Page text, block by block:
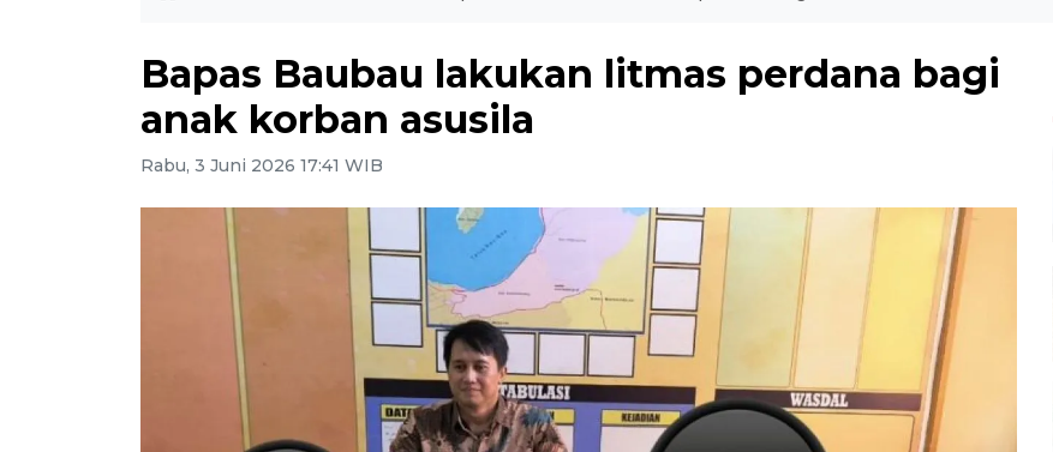
Bapas Baubau lakukan litmas perdana bagi
anak korban asusila
Rabu, 3 Juni 2026 17:41 WIB